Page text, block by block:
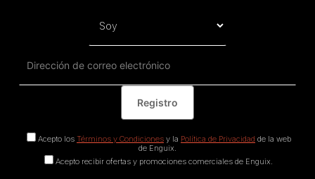
Acepto los Términos y Condicionesy la Política de Privacidad de la web
de Enguix.
Acepto recibir ofertas y promociones comerciales de Enguix.